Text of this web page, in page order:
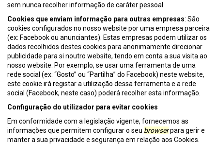
sem nunca recolher informação de caráter pessoal.
Cookies que enviam informação para outras empresas: São
cookies configurados no nosso website por uma empresa parceira
(ex: Facebook ou anunciantes). Estas empresas podem utilizar os
dados recolhidos destes cookies para anonimamente direcionar
publicidade para si noutro website, tendo em conta a sua visita ao
nosso website. Por exemplo, se usar uma ferramenta de uma
rede social (ex: “Gosto” ou “Partilha” do Facebook) neste website,
este cookie irá registar a utilização dessa ferramenta e a rede
social (Facebook, neste caso) poderá recolher esta informação.
Configuração do utilizador para evitar cookies
Em conformidade com a legislação vigente, fornecemos as
informações que permitem configurar o seu browserpara gerir e
manter a sua privacidade e segurança em relação aos Cookies.